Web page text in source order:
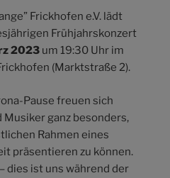
Frickhofen e.V. lädt
Frühjahrskonzert
2023 um 19:30 Uhr im
(Marktstraße 2).
Pause freuen sich
ganz besonders,
Rahmen eines
präsentieren zu können.
dies ist uns während der